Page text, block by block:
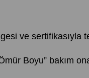
ve sertifikasıyla
Boyu” bakım